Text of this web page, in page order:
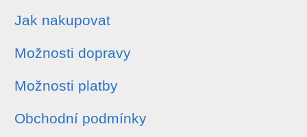
Jak nakupovat
Možnosti dopravy
Možnosti platby
Obchodní podmínky